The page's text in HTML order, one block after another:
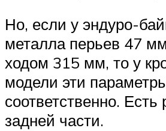
Но, если у эндуро-
металла перьев 47
ходом 315 мм, то у
модели эти
соответственно. Есть
задней части.